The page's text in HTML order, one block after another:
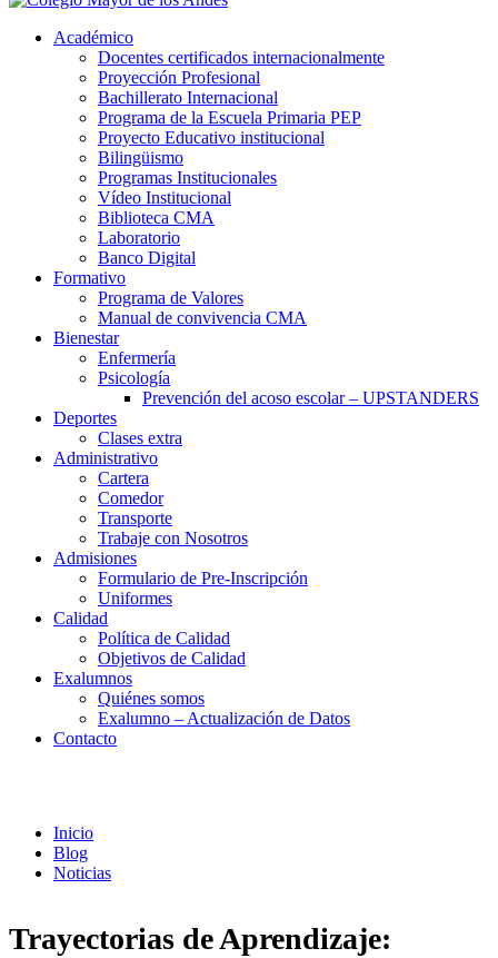
Académico
Docentes certificados internacionalmente
Proyección Profesional
Bachillerato Internacional
Programa de la Escuela Primaria PEP
Proyecto Educativo institucional
Bilingüismo
Programas Institucionales
Vídeo Institucional
Biblioteca CMA
Laboratorio
Banco Digital
Formativo
Programa de Valores
Manual de convivencia CMA
Bienestar
Enfermería
Psicología
Prevención del acoso escolar – UPSTANDERS
Deportes
Clases extra
Administrativo
Cartera
Comedor
Transporte
Trabaje con Nosotros
Admisiones
Formulario de Pre-Inscripción
Uniformes
Calidad
Política de Calidad
Objetivos de Calidad
Exalumnos
Quiénes somos
Exalumno – Actualización de Datos
Contacto
Inicio
Blog
Noticias
Trayectorias de Aprendizaje: